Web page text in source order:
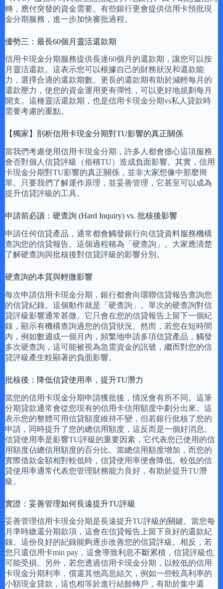
轉，應付突發的資金需要。有些銀行更會提供信用卡預批現
金分期服務，進一步加快審批過程。
優勢三：最長60個月靈活還款期
信用卡現金分期服務提供長達60個月的還款期，讓您可以按
月靈活還款。這表示您可以根據自己的財務狀況和還款能
力，選擇合適的還款期數。更長的還款期有助於減輕每月的
還款壓力，使您的資金運用更有彈性，可以更好地規劃每月
開支。這種靈活還款期，也是信用卡現金分期vs私人貸款時
需要考慮的重點。
【獨家】剖析信用卡現金分期對TU影響的真正關係
當我們考慮使用信用卡現金分期，許多人都會擔心這項服務
會否對個人信貸評級（俗稱TU）造成負面影響。其實，信用
卡現金分期對TU影響的真正關係，並非大家想像中那麼簡
單。只要我們了解運作原理，並妥善管理，它甚至可以成為
提升信貸評級的工具。
申請前必讀：硬查詢 (Hard Inquiry) vs. 批核後影響
申請任何信貸產品，通常都會觸發銀行向信貸資料服務機構
查詢您的信貸報告。這個過程稱為「硬查詢」。大家應清楚
了解硬查詢與批核後對信貸評級的影響分別。
硬查詢的本質與輕微影響
每次申請信用卡現金分期，銀行都會向環聯信貸報告查詢您
的信貸紀錄。這個動作就是「硬查詢」。單次的硬查詢對信
貸評級影響通常甚微。它只會在您的信貸報告上留下一個紀
錄，顯示有機構查詢過您的信貸狀況。然而，若您在短時間
內，例如數週或一個月內，頻繁地申請多項信貸產品，觸發
多次硬查詢，這可能被視為急需資金的訊號，繼而對您的信
貸評級產生較顯著的負面影響。
批核後：降低信貸使用率，提升TU潛力
當您的信用卡現金分期申請獲批後，情況會有所不同。這筆
分期貸款通常會從您現有的信用卡信用額度中劃分出來。這
表示您的整體可用信貸額度維持不變，但若銀行批核了您的
申請，同時提升了您的總信用額度，這反而是一個好消息。
信貸使用率是影響TU評級的重要因素，它代表您已使用的信
用額度佔總信用額度的百分比。當總信用額度增加，而您的
實際借款金額相對較低時，信貸使用率便會降低。較低的信
貸使用率通常代表您管理財務能力良好，有助於提升TU潛
級。
實證：妥善管理如何長遠提升TU評級
妥善管理信用卡現金分期是長遠提升TU評級的關鍵。當您每
月準時繳還分期款項，這會在信貸報告上留下良好的還款紀
錄。這份良好的紀錄能夠逐步改善您的信貸評級。相反，若
您只還信用卡min pay，這會導致利息不斷累積，信貸評級也
可能受損。另外，若您透過信用卡現金分期，以較低的信用
卡現金分期利率，償還其他高息結欠，例如一些較高利率的
小額現金貸款，這也相等於進行結餘轉戶，有助於集中還